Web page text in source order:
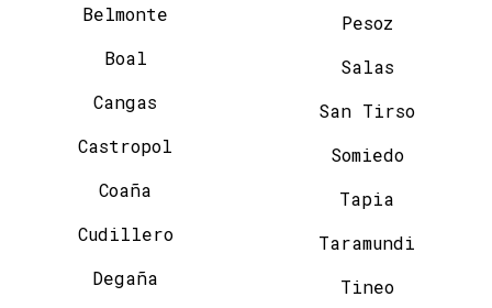
Belmonte
Boal
Cangas
Castropol
Coaña
Cudillero
Degaña
Pesoz
Salas
San Tirso
Somiedo
Tapia
Taramundi
Tineo